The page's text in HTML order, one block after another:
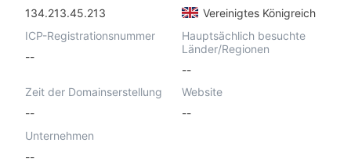
134.213.45.213
Vereinigtes Königreich
ICP-Registrationsnummer
--
Hauptsächlich besuchte
Länder/Regionen
--
Zeit der Domainserstellung
--
Website
--
Unternehmen
--